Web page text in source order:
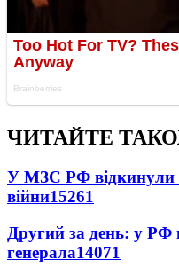
ЧИТАЙТЕ
У МЗС РФ відкинули
війни15261
Другий за день: у РФ
генерала14071